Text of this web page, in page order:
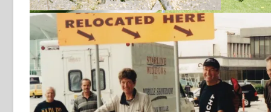
Revelstoke 11-9-2001
brug weg